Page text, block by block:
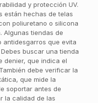
y protección UV.
están hechas de telas
poliuretano o silicona
Algunas tiendas de
antidesgarros que evita
buscar una tienda
denier, que indica el
debe verificar la
que mide la
soportar antes de
la calidad de las